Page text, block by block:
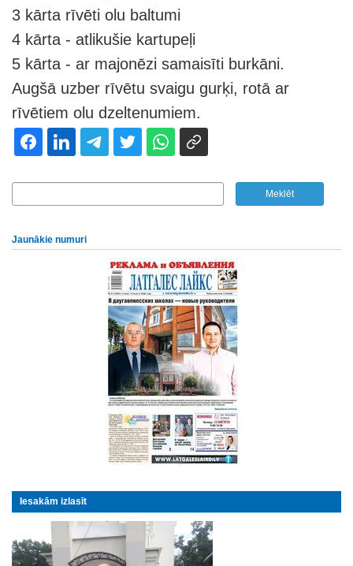
3 kārta rīvēti olu baltumi
4 kārta - atlikušie kartupeļi
5 kārta - ar majonēzi samaisīti burkāni.
Augšā uzber rīvētu svaigu gurķi, rotā ar
rīvētiem olu dzeltenumiem.
Jaunākie numuri
Iesakām izlasīt